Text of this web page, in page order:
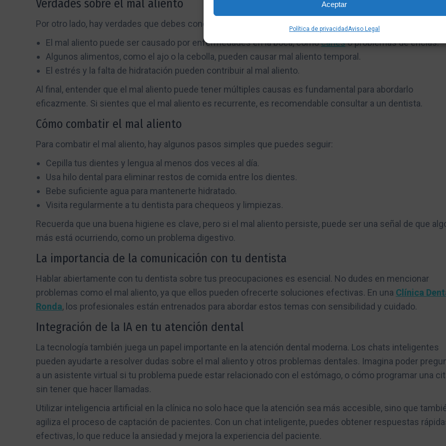
Aceptar
Política de privacidad Aviso Legal
Verdades sobre el mal aliento
Por otro lado, hay verdades que debes conocer:
El mal aliento puede ser causado por enfermedades en la boca, comocarieso problemas de encías.
Algunos alimentos, como el ajo o la cebolla, pueden causar mal aliento temporal.
El estrés y la falta de hidratación pueden contribuir al mal aliento.
Al final, entender que el mal aliento puede tener múltiples causas es fundamental para abordarlo
eficazmente. Si sientes que el mal aliento es recurrente, es recomendable consultar a un dentista.
Cómo combatir el mal aliento
Para combatir el mal aliento, hay algunos pasos simples que puedes seguir:
Cepilla tus dientes y lengua al menos dos veces al día.
Usa hilo dental para eliminar restos de comida entre los dientes.
Bebe suficiente agua para mantenerte hidratado.
Visita regularmente a tu dentista para chequeos y limpiezas.
Recuerda que una buena higiene es clave, pero si el mal aliento persiste, puede ser una señal de que
más está ocurriendo, como un problema digestivo.
La importancia de la comunicación con tu dentista
Hablar abiertamente con tu dentista sobre tus preocupaciones es esencial. No dudes en mencionar
problemas como el mal aliento, ya que ellos pueden ofrecerte soluciones efectivas. En una Clínica
Ronda, los profesionales están entrenados para abordar estos temas con sensibilidad y cuidado.
Integración de la IA en tu atención dental
La tecnología también juega un papel importante en la atención dental moderna. Los chats inteligentes
pueden ayudarte a resolver dudas sobre el mal aliento y otros problemas dentales. Imagina poder
a un asistente virtual si tu problema puede estar relacionado con el estómago, o cómo programar una
sin tener que hacer llamadas.
Utilizar inteligencia artificial en la clínica no solo hace que la atención sea más accesible, sino que
agiliza el proceso de captación de pacientes. Con un chat inteligente, puedes obtener respuestas
efectivas, lo que reduce la ansiedad y mejora la experiencia del paciente.